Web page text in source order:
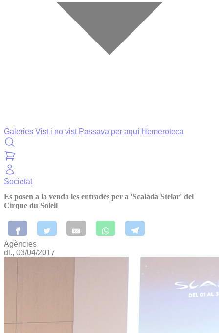
Galeries Vist i no vist Passava per aquí Hemeroteca
Societat
Es posen a la venda les entrades per a 'Scalada Stelar' del
Cirque du Soleil
Agències
dl., 03/04/2017